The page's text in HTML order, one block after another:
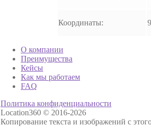
Координаты:
О компании
Преимущества
Кейсы
Как мы работаем
FAQ
Политика конфиденциальности
Location360 © 2016-2026
Копирование текста и изображений с